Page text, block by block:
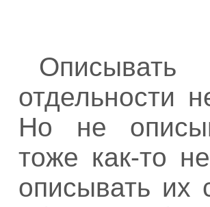
отдельности
Но не
тоже как-то
описывать их